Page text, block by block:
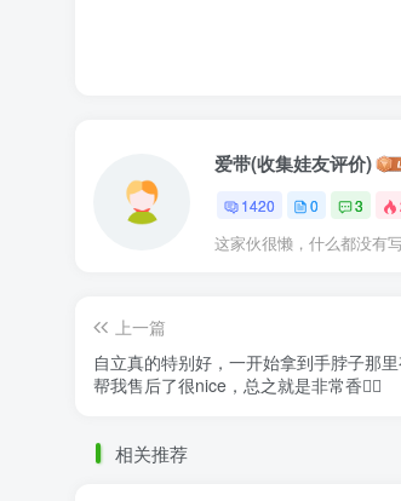
爱带(收集娃友评价)
1420 0 3
这家伙很懒，什么都没有
上一篇
自立真的特别好，一开始拿到手脖子那
帮我售后了很nice，总之就是非常香👍🏻
相关推荐